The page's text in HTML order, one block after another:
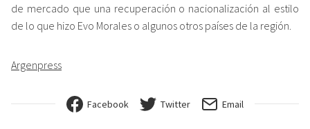
de mercado que una recuperación o nacionalización al estilo
de lo que hizo Evo Morales o algunos otros países de la región.
Argenpress
Facebook Twitter Email